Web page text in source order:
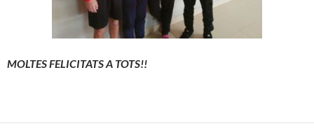
MOLTES FELICITATS A TOTS!!